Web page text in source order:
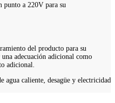
punto a 220V para su
del producto para su
adecuación adicional como
adicional.
agua caliente, desagüe y electricidad